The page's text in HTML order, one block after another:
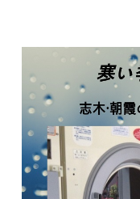
記事検索
に！
木
朝
霞
の
コ
イ